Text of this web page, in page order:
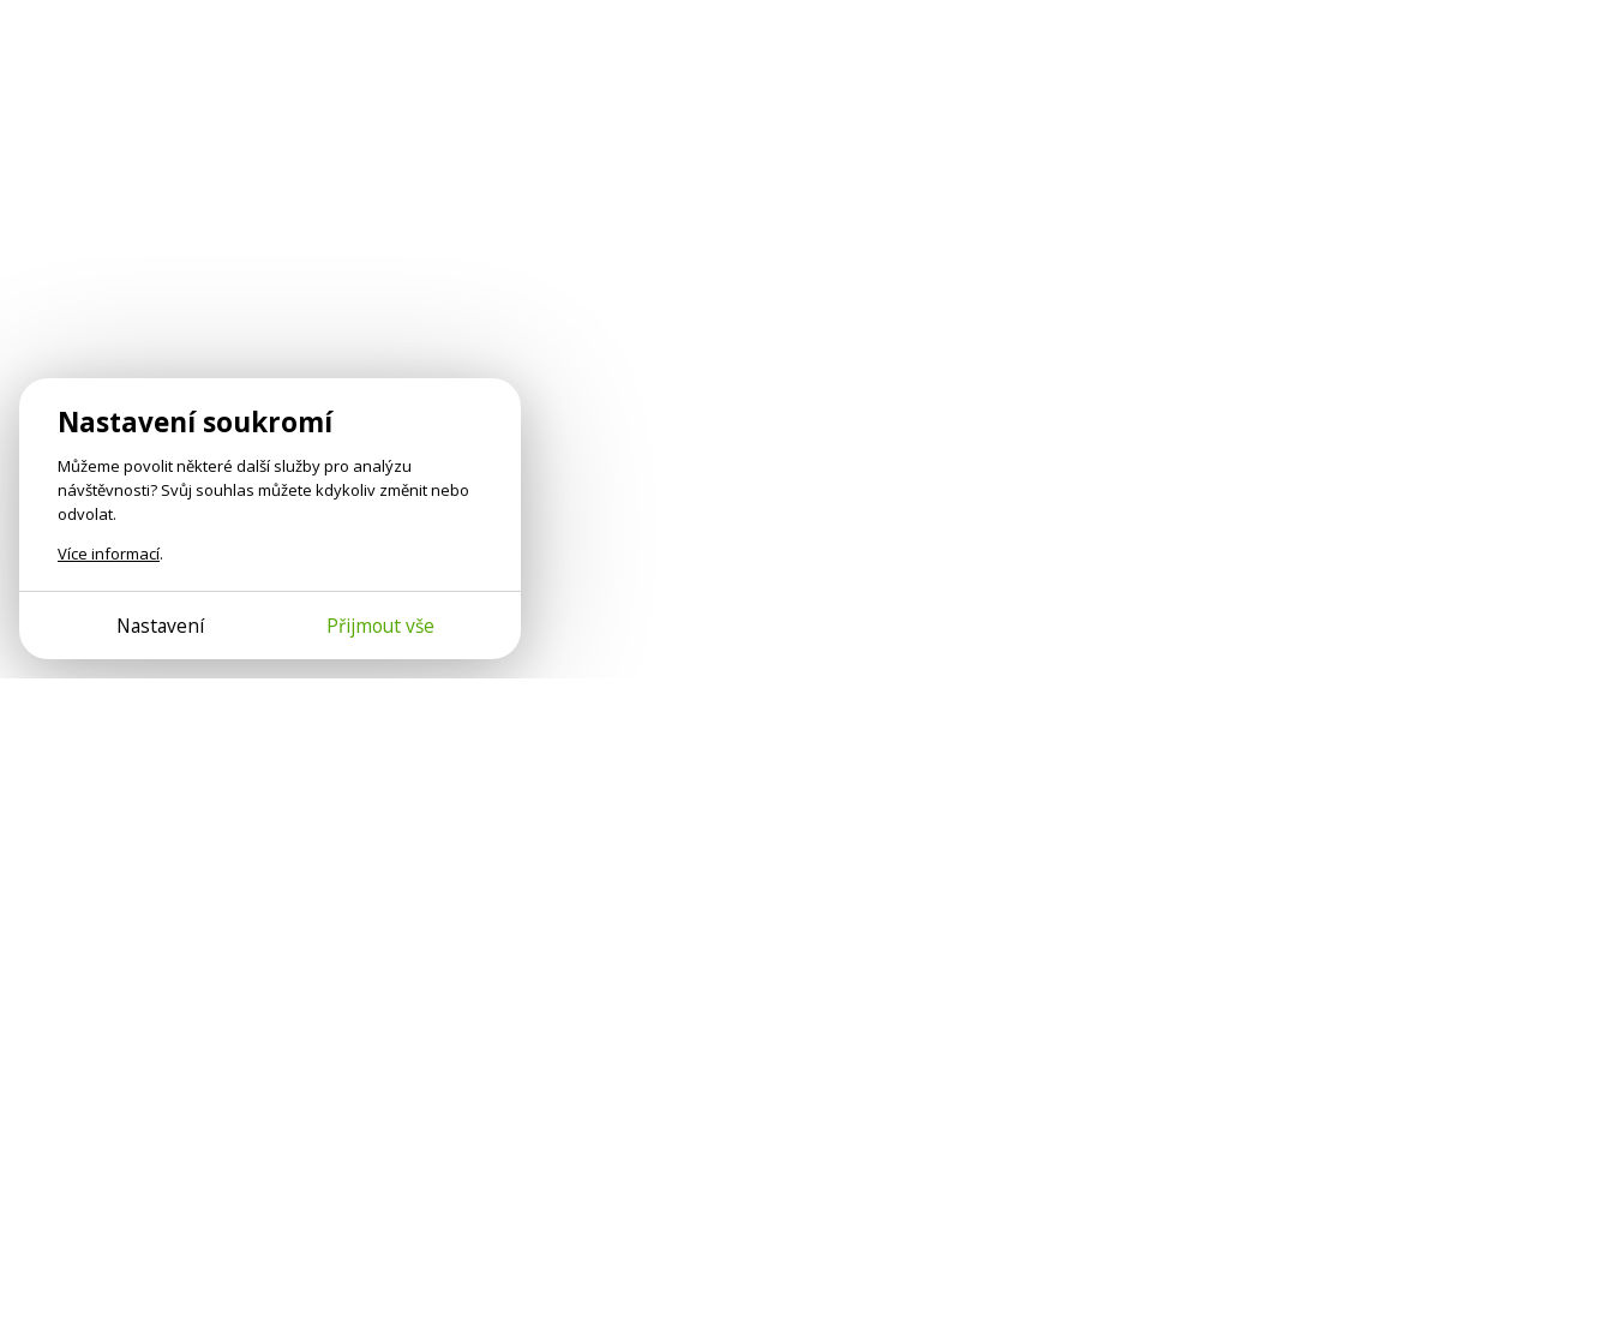
Nastavení soukromí
Můžeme povolit některé další služby pro analýzu
návštěvnosti? Svůj souhlas můžete kdykoliv změnit nebo
odvolat.
Více informací.
Nastavení Přijmout vše